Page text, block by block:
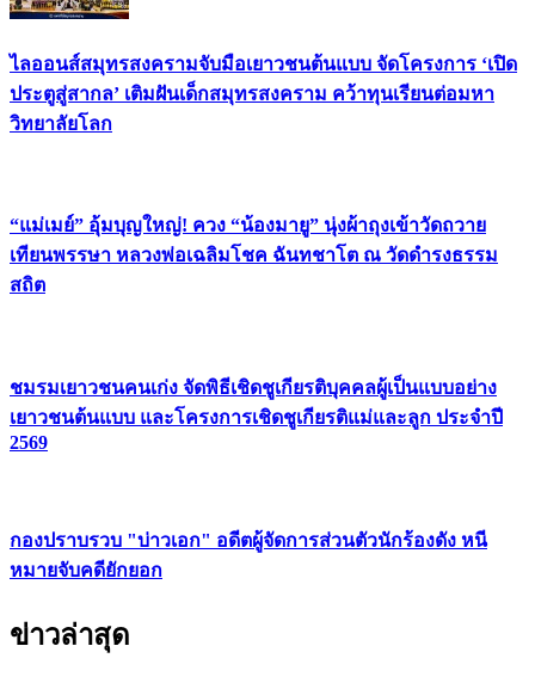
ไลออนส์สมุทรสงครามจับมือเยาวชนต้นแบบ จัดโครงการ ‘เปิด
ประตูสู่สากล’ เติมฝันเด็กสมุทรสงคราม คว้าทุนเรียนต่อมหา
วิทยาลัยโลก
“แม่เมย์” อุ้มบุญใหญ่! ควง “น้องมายู” นุ่งผ้าถุงเข้าวัดถวาย
เทียนพรรษา หลวงพ่อเฉลิมโชค ฉันทชาโต ณ วัดดำรงธรรม
สถิต
ชมรมเยาวชนคนเก่ง จัดพิธีเชิดชูเกียรติบุคคลผู้เป็นแบบอย่าง
เยาวชนต้นแบบ และโครงการเชิดชูเกียรติแม่และลูก ประจำปี
2569
กองปราบรวบ "บ่าวเอก" อดีตผู้จัดการส่วนตัวนักร้องดัง หนี
หมายจับคดียักยอก
ข่าวล่าสุด